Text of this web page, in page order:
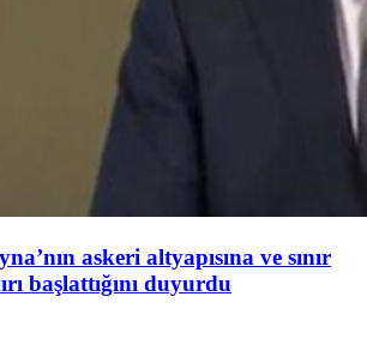
askeri altyapısına ve sınır
başlattığını duyurdu